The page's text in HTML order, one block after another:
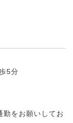
5分
をお願いしてお